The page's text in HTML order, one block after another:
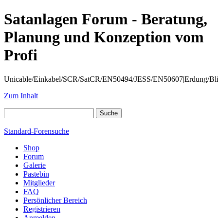
Satanlagen Forum - Beratung,
Planung und Konzeption vom
Profi
Unicable/Einkabel/SCR/SatCR/EN50494/JESS/EN50607|Erdung/
Zum Inhalt
Standard-Forensuche
Shop
Forum
Galerie
Pastebin
Mitglieder
FAQ
Persönlicher Bereich
Registrieren